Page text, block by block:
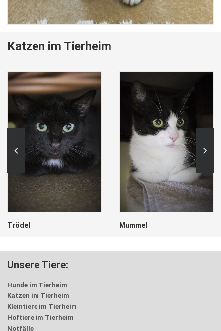
Katzen im Tierheim
Mummel
Unsere Tiere:
Hunde im Tierheim
Katzen im Tierheim
Kleintiere im Tierheim
Hoftiere im Tierheim
Notfälle